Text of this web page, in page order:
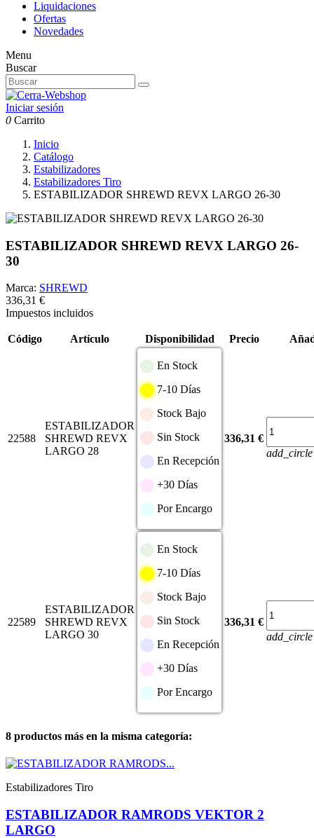
Liquidaciones
Ofertas
Novedades
Menu
Buscar
Iniciar sesión
0 Carrito
Inicio
Catálogo
Estabilizadores
Estabilizadores Tiro
ESTABILIZADOR SHREWD REVX LARGO 26-30
ESTABILIZADOR SHREWD REVX LARGO 26-
30
Marca: SHREWD
336,31 €
Impuestos incluidos
Código Artículo Disponibilidad Precio
22588
ESTABILIZADOR
SHREWD REVX
LARGO 28
En Stock
7-10 Días
Stock Bajo
Sin Stock
En Recepción
+30 Días
Por Encargo
336,31 €
add_circle
22589
ESTABILIZADOR
SHREWD REVX
LARGO 30
En Stock
7-10 Días
Stock Bajo
Sin Stock
En Recepción
+30 Días
Por Encargo
336,31 €
add_circle
8 productos más en la misma categoría:
Estabilizadores Tiro
ESTABILIZADOR RAMRODS VEKTOR 2
LARGO